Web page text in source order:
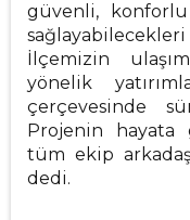
güvenli,
İlçemizin
yönelik
çerçevesinde
Projenin hayata
tüm ekip
dedi.